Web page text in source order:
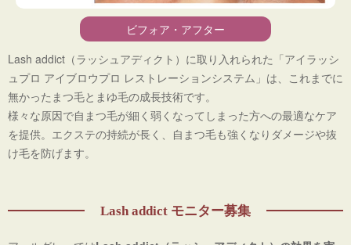
ビフォア・アフター
Lash addict（ラッシュアディクト）に取り入れられた「アイラッシ
ュプロ アイブロウプロ レストレーションシステム」は、これまでに
無かったまつ毛とまゆ毛の成長技術です。
様々な原因で自まつ毛が細く弱くなってしまった方への最適なケア
を提供。エクステの持続が長く、自まつ毛も強くなりダメージや抜
け毛を防げます。
Lash addict モニター募集